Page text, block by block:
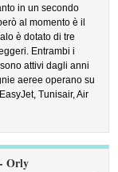
in un secondo
al momento è il
è dotato di tre
Entrambi i
attivi dagli anni
aeree operano su
Tunisair, Air
Orly